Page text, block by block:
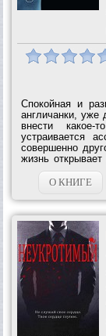
Спокойная и
англичанки, уже
внести какое-
устраивается
совершенно
жизнь
подозревала.
для О КНИГЕ